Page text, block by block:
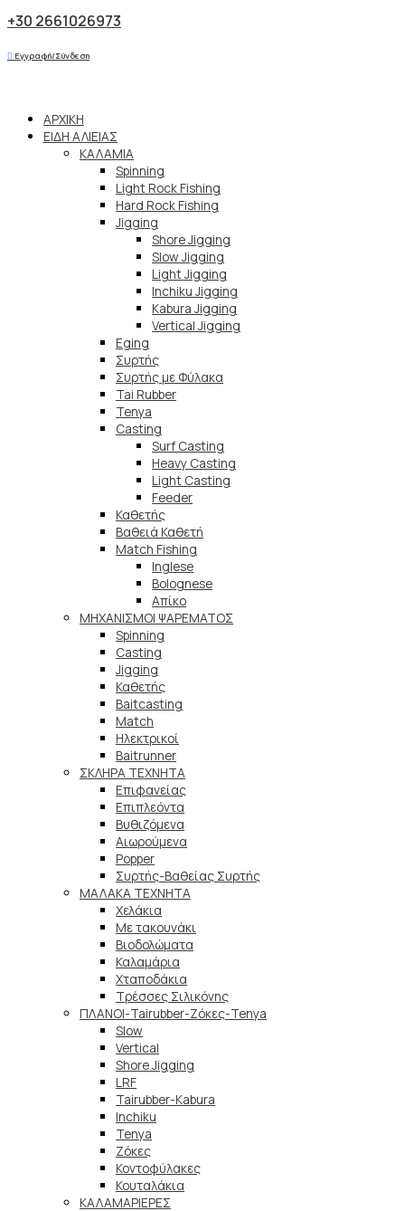
+30 2661026973
Εγγραφή/Σύνδεση
ΑΡΧΙΚΗ
ΕΙΔΗ ΑΛΙΕΙΑΣ
ΚΑΛΑΜΙΑ
Spinning
Light Rock Fishing
Hard Rock Fishing
Jigging
Shore Jigging
Slow Jigging
Light Jigging
Inchiku Jigging
Kabura Jigging
Vertical Jigging
Eging
Συρτής
Συρτής με Φύλακα
Tai Rubber
Tenya
Casting
Surf Casting
Heavy Casting
Light Casting
Feeder
Καθετής
Βαθειά Καθετή
Match Fishing
Inglese
Bolognese
Απίκο
ΜΗΧΑΝΙΣΜΟΙ ΨΑΡΕΜΑΤΟΣ
Spinning
Casting
Jigging
Καθετής
Baitcasting
Match
Ηλεκτρικοί
Baitrunner
ΣΚΛΗΡΑ ΤΕΧΝΗΤΑ
Επιφανείας
Επιπλεόντα
Βυθιζόμενα
Αιωρούμενα
Popper
Συρτής-Βαθείας Συρτής
ΜΑΛΑΚΑ TEXNHTA
Χελάκια
Με τακουνάκι
Βιοδολώματα
Καλαμάρια
Χταποδάκια
Τρέσσες Σιλικόνης
ΠΛΑΝΟΙ-Tairubber-Ζόκες-Tenya
Slow
Vertical
Shore Jigging
LRF
Tairubber-Kabura
Inchiku
Tenya
Ζόκες
Κοντοφύλακες
Κουταλάκια
ΚΑΛΑΜΑΡΙΕΡΕΣ